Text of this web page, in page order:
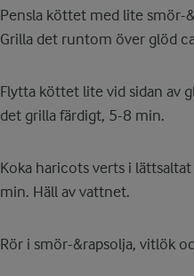
Pensla köttet med lite smör-
Grilla det runtom över glöd
Flytta köttet lite vid sidan av
det grilla färdigt, 5-8 min.
Koka haricots verts i
min. Häll av vattnet.
Rör i smör-&rapsolja, vitlök